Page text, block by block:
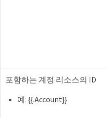
포함하는 계정 리소스의 ID
예: {{.Account}}